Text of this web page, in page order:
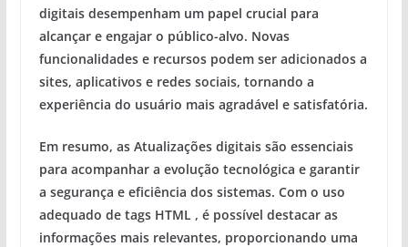
digitais desempenham um papel crucial para
alcançar e engajar o público-alvo. Novas
funcionalidades e recursos podem ser adicionados a
sites, aplicativos e redes sociais, tornando a
experiência do usuário mais agradável e satisfatória.
Em resumo, as Atualizações digitais são essenciais
para acompanhar a evolução tecnológica e garantir
a segurança e eficiência dos sistemas. Com o uso
adequado de tags HTML , é possível destacar as
informações mais relevantes, proporcionando uma